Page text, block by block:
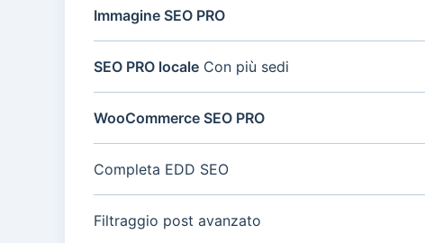
Immagine SEO PRO
SEO PRO locale Con più sedi
WooCommerce SEO PRO
Completa EDD SEO
Filtraggio post avanzato